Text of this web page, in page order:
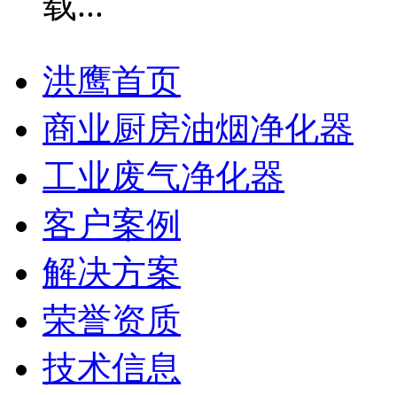
洪鹰首页
商业厨房油烟净化器
工业废气净化器
客户案例
解决方案
荣誉资质
技术信息